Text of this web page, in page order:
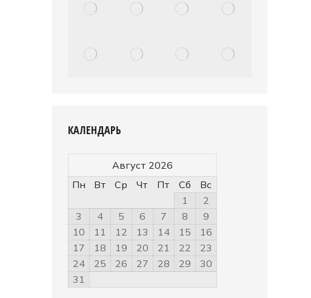
КАЛЕНДАРЬ
Август 2026
Пн
Вт Ср Чт Пт Сб
Вс
1
2
3
4 5 6 7 8
9
10
11 12 13 14 15
16
17
18 19 20 21 22
23
24
25 26 27 28 29
30
31